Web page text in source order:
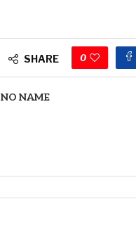
SHARE 0
NO NAME